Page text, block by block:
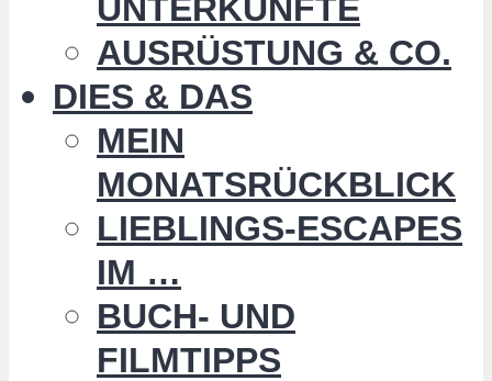
UNTERKÜNFTE
AUSRÜSTUNG & CO.
DIES & DAS
MEIN
MONATSRÜCKBLICK
LIEBLINGS-ESCAPES
IM …
BUCH- UND
FILMTIPPS